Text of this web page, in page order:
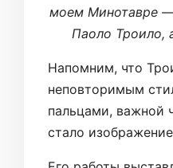
моем Минотавре
Паоло Троило,
Напомним, что
неповторимым
пальцами, важной
стало